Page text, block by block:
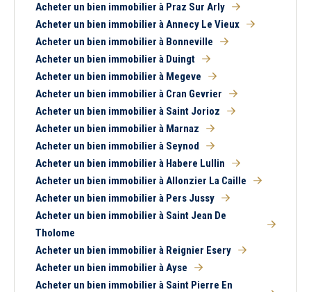
Acheter un bien immobilier à Praz Sur Arly
Acheter un bien immobilier à Annecy Le Vieux
Acheter un bien immobilier à Bonneville
Acheter un bien immobilier à Duingt
Acheter un bien immobilier à Megeve
Acheter un bien immobilier à Cran Gevrier
Acheter un bien immobilier à Saint Jorioz
Acheter un bien immobilier à Marnaz
Acheter un bien immobilier à Seynod
Acheter un bien immobilier à Habere Lullin
Acheter un bien immobilier à Allonzier La Caille
Acheter un bien immobilier à Pers Jussy
Acheter un bien immobilier à Saint Jean De
Tholome
Acheter un bien immobilier à Reignier Esery
Acheter un bien immobilier à Ayse
Acheter un bien immobilier à Saint Pierre En